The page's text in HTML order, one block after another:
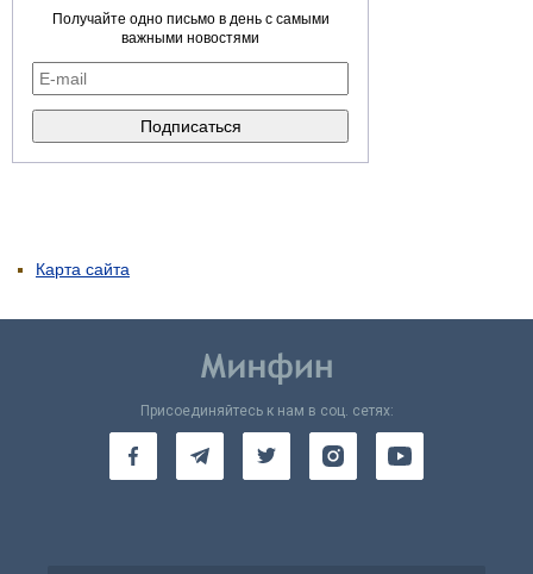
Получайте одно письмо в день с самыми
важными новостями
Карта сайта
Присоединяйтесь к нам в соц. сетях: